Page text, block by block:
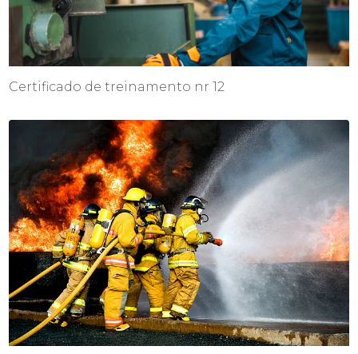
Certificado de treinamento nr 12